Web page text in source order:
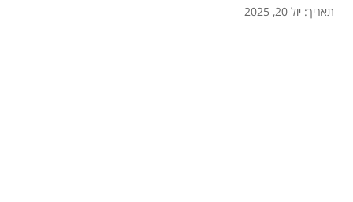
תאריך: יול 20, 2025